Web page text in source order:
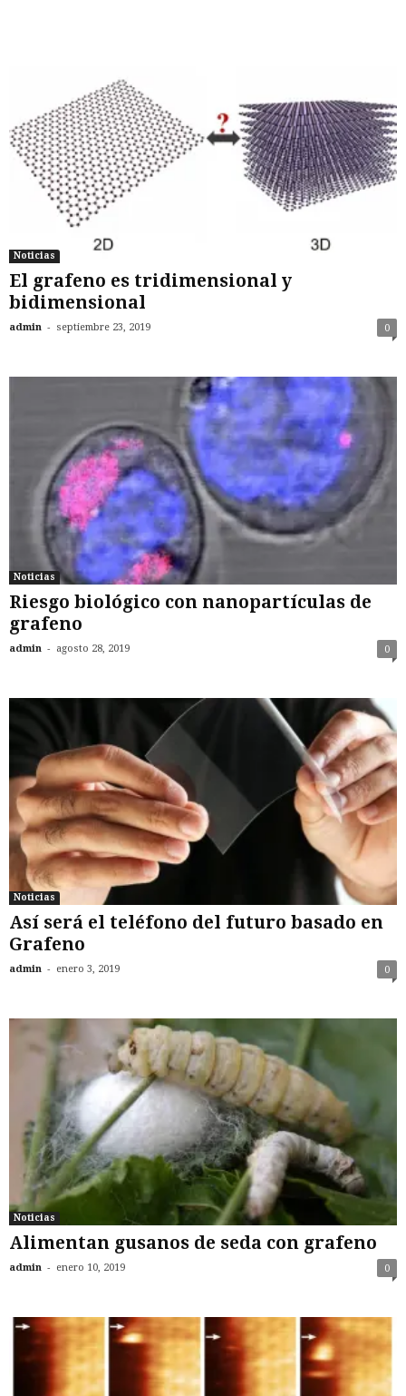
Noticias
El grafeno es tridimensional y
bidimensional
admin - septiembre 23, 2019 0
Noticias
Riesgo biológico con nanopartículas de
grafeno
admin - agosto 28, 2019 0
Noticias
Así será el teléfono del futuro basado en
Grafeno
admin - enero 3, 2019 0
Noticias
Alimentan gusanos de seda con grafeno
admin - enero 10, 2019 0